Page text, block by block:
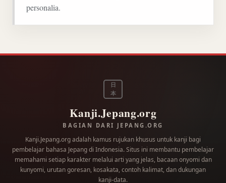
personalia.
日
本
Kanji.Jepang.org
BAGIAN DARI JEPANG.ORG
Kanji.Jepang.org adalah kamus rujukan khusus untuk kanji bagi
pembelajar bahasa Jepang di Indonesia. Situs ini membantu pembelajar
memahami setiap karakter melalui arti yang jelas, bacaan onyomi dan
kunyomi, urutan goresan, kosakata, contoh kalimat, dan dukungan
kanji-data.